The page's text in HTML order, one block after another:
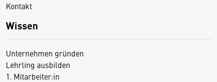
Kontakt
Wissen
Unternehmen gründen
Lehrling ausbilden
1. Mitarbeiter:in